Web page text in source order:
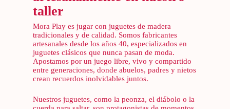
taller
Mora Play es jugar con juguetes de madera
tradicionales y de calidad. Somos fabricantes
artesanales desde los años 40, especializados en
juguetes clásicos que nunca pasan de moda.
Apostamos por un juego libre, vivo y compartido
entre generaciones, donde abuelos, padres y nietos
crean recuerdos inolvidables juntos.
Nuestros juguetes, como la peonza, el diábolo o la